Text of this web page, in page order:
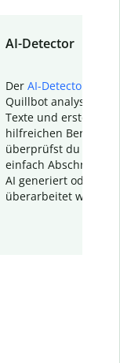
AI-Detector
Der AI-Detector
Quillbot analysiert
Texte und erstellt
hilfreichen Bericht.
überprüfst du
einfach Abschnitte,
AI generiert oder
überarbeitet wurden.